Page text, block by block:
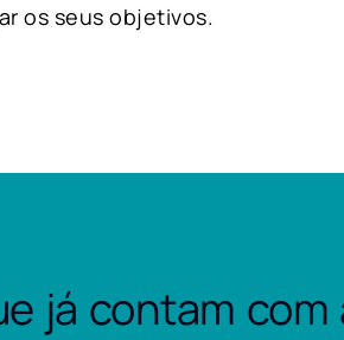
os seus objetivos.
já contam com